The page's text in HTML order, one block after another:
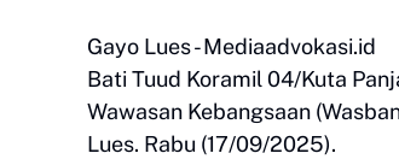
Gayo Lues - Mediaadvokasi.id
Bati Tuud Koramil 04/Kuta
Wawasan Kebangsaan
Lues. Rabu (17/09/2025).